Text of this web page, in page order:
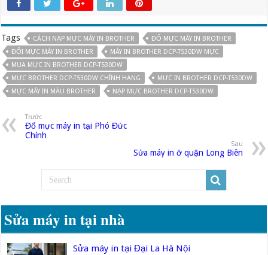
Tags CÁCH NẠP MỰC MÁY IN BROTHER
ĐỔ MỰC MÁY IN BROTHER
ĐỔI MỰC MÁY IN BROTHER
MÁY IN BROTHER DCP-T530DW MỰC
MUA MỰC IN BROTHER DCP-T530DW
MỰC BROTHER DCP-T530DW CHÍNH HANG
MỰC IN BROTHER DCP-T530DW
MỰC MÁY IN MÀU BROTHER
NẠP MỰC BROTHER DCP-T530DW
Trước
Đổ mực máy in tại Phó Đức
Chính
Sau
Sửa máy in ở quận Long Biên
Sửa máy in tại nhà
Sửa máy in tại Đại La Hà Nội